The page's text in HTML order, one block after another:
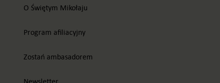
O Świętym Mikołaju
Program afiliacyjny
Zostań ambasadorem